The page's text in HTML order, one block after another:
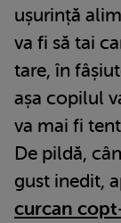
ușurință
va fi să tai
tare, în
așa copilul
va mai fi
De pildă,
gust inedit,
curcan